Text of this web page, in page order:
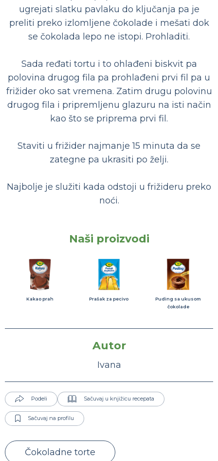
ugrejati slatku pavlaku do ključanja pa je
preliti preko izlomljene čokolade i mešati dok
se čokolada lepo ne istopi. Prohladiti.
Sada ređati tortu i to ohlađeni biskvit pa
polovina drugog fila pa prohlađeni prvi fil pa u
frižider oko sat vremena. Zatim drugu polovinu
drugog fila i pripremljenu glazuru na isti način
kao što se priprema prvi fil.
Staviti u frižider najmanje 15 minuta da se
zategne pa ukrasiti po želji.
Najbolje je služiti kada odstoji u frižideru preko
noći.
Naši proizvodi
Kakao prah Prašak za pecivo
Puding sa ukusom
čokolade
Autor
Ivana
Podeli Sačuvaj u knjižicu recepata
Sačuvaj na profilu
Čokoladne torte